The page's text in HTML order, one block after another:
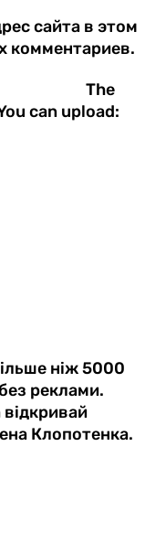
сайта в этом
комментариев.
The
can upload:
ніж 5000
реклами.
Клопотенка.